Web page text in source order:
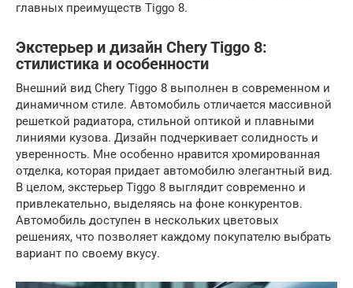
главных преимуществ Tiggo 8.
Экстерьер и дизайн Chery Tiggo 8:
стилистика и особенности
Внешний вид Chery Tiggo 8 выполнен в современном и
динамичном стиле. Автомобиль отличается массивной
решеткой радиатора, стильной оптикой и плавными
линиями кузова. Дизайн подчеркивает солидность и
уверенность. Мне особенно нравится хромированная
отделка, которая придает автомобилю элегантный вид.
В целом, экстерьер Tiggo 8 выглядит современно и
привлекательно, выделяясь на фоне конкурентов.
Автомобиль доступен в нескольких цветовых
решениях, что позволяет каждому покупателю выбрать
вариант по своему вкусу.